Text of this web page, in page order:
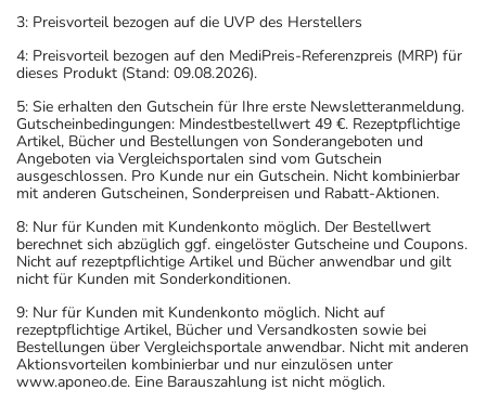
3: Preisvorteil bezogen auf die UVP des Herstellers
4: Preisvorteil bezogen auf den MediPreis-Referenzpreis (MRP) für
dieses Produkt (Stand: 09.08.2026).
5: Sie erhalten den Gutschein für Ihre erste Newsletteranmeldung.
Gutscheinbedingungen: Mindestbestellwert 49 €. Rezeptpflichtige
Artikel, Bücher und Bestellungen von Sonderangeboten und
Angeboten via Vergleichsportalen sind vom Gutschein
ausgeschlossen. Pro Kunde nur ein Gutschein. Nicht kombinierbar
mit anderen Gutscheinen, Sonderpreisen und Rabatt-Aktionen.
8: Nur für Kunden mit Kundenkonto möglich. Der Bestellwert
berechnet sich abzüglich ggf. eingelöster Gutscheine und Coupons.
Nicht auf rezeptpflichtige Artikel und Bücher anwendbar und gilt
nicht für Kunden mit Sonderkonditionen.
9: Nur für Kunden mit Kundenkonto möglich. Nicht auf
rezeptpflichtige Artikel, Bücher und Versandkosten sowie bei
Bestellungen über Vergleichsportale anwendbar. Nicht mit anderen
Aktionsvorteilen kombinierbar und nur einzulösen unter
www.aponeo.de. Eine Barauszahlung ist nicht möglich.